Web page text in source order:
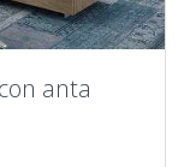
anta